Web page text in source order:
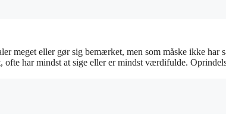
meget eller gør sig bemærket, men som måske ikke har
ofte har mindst at sige eller er mindst værdifulde.